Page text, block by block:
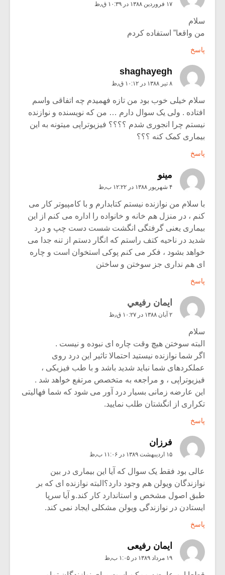
۱۷ فروردین ۱۳۸۸ در ۱۰:۳۹ ق٫ظ
سلام
من واقعا” استفاده کردم
پاسخ
shaghayegh
۸ تیر ۱۳۸۸ در ۱۰:۱۲ ق٫ظ
سلام خیلی خوب بود من تازه فهمیدم چه اتفاقی واسم
افتاده . ولی یک سوال دارم … من که نویسنده و نوازنده
نیستم چرا انجوری شدم ؟؟؟؟ فیزیوتراپی میتونه به این
بیماری کمک کنه ؟؟؟
پاسخ
مینو
۴ شهریور ۱۳۸۸ در ۱۲:۲۲ ب٫ظ
با سلام من نوازنده نیستم کتابدارم و با کامپیوتر کار می
کنم ، در منزل هم خانه و خانواده را اداره می کنم از این
بیماری یعنی گرفتگی انگشت شست دست چپ و درد
شدید در ناحیه کتف راستم که انگار دستم از تنه جدا می
خواهد بشود ، فکر می کنم پوکی استخوان است و چاره
ای هم نداری جز سوختن و ساختن
پاسخ
ايمان رفيعي
۲ آبان ۱۳۸۸ در ۱۰:۲۷ ق٫ظ
سلام
البته سوختن هیچ وقت چاره ای نبوده و نیست .
اگر شما نوازنده نیستید احتمالا تاثیر این درد روی
عملکردهای شما نباید شدید باشد و با طب فیزیکی ،
فیزیوتراپی ، و مراجعه به متخصص مرتفع خواهد شد .
این عارضه زمانی بسیار درد آور می شود که شما فهالیتی
تکراری از انگشتان طلب نمایید.
پاسخ
فرزان
۱۵ اردیبهشت ۱۳۸۹ در ۱۱:۰۶ ب٫ظ
عالی بود فقط یک سوال که آیا این بیماری در بین
نوازندگان ویولن هم وجود دارد؟البته نوازنده ای که بر
طبق اصول مشخص و استاندارد کار کند.و آیا سرپا
ایستادن در نوازندگی ویولن مشکلی ایجاد نمی کند.
پاسخ
ایمان رفیعی
۱۹ مرداد ۱۳۸۹ در ۱:۰۵ ب٫ظ